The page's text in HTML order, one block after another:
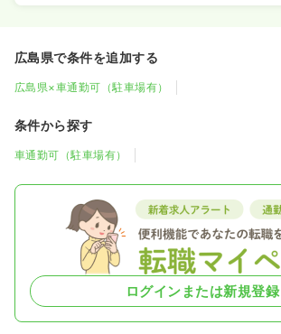
広島県で条件を追加する
広島県×車通勤可（駐車場有）
条件から探す
車通勤可（駐車場有）
ログインまたは新規登録